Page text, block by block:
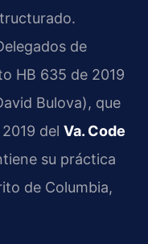
de
HB 635 de 2019
Bulova), que
del Va. Code
su práctica
de Columbia,